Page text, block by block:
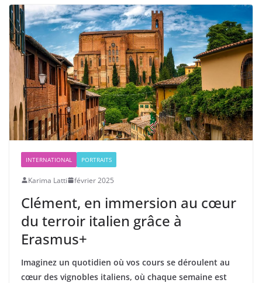
INTERNATIONAL PORTRAITS
Karima Latti février 2025
Clément, en immersion au cœur
du terroir italien grâce à
Erasmus+
Imaginez un quotidien où vos cours se déroulent au
cœur des vignobles italiens, où chaque semaine est